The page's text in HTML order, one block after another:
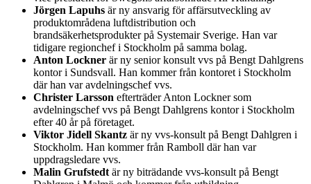
Jörgen Lapuhs är ny ansvarig för affärsutveckling av
produktområdena luftdistribution och
brandsäkerhetsprodukter på Systemair Sverige. Han var
tidigare regionchef i Stockholm på samma bolag.
Anton Lockner är ny senior konsult vvs på Bengt Dahlgrens
kontor i Sundsvall. Han kommer från kontoret i Stockholm
där han var avdelningschef vvs.
Christer Larsson efterträder Anton Lockner som
avdelningschef vvs på Bengt Dahlgrens kontor i Stockholm
efter 40 år på företaget.
Viktor Jidell Skantz är ny vvs-konsult på Bengt Dahlgren i
Stockholm. Han kommer från Ramboll där han var
uppdragsledare vvs.
Malin Grufstedt är ny biträdande vvs-konsult på Bengt